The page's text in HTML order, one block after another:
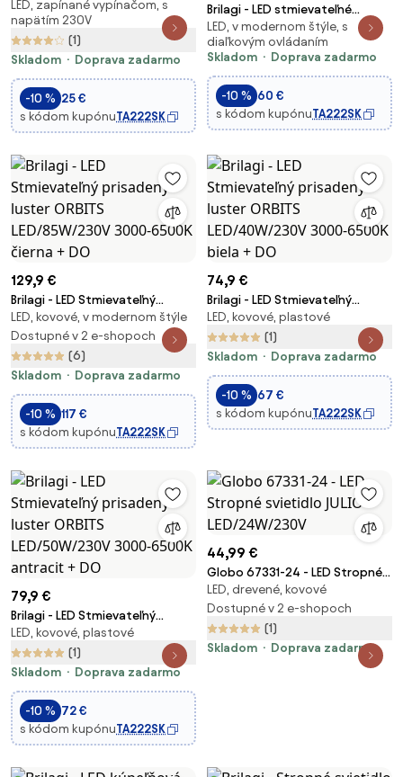
POOL LED/36W/230V
3000/4000/6000K pr. 30 cm
biela
LED, zapínané vypínačom, s
napätím 230V
(1)
Skladom
Doprava zadarmo
-10 % 25 €
s kódom kupónuTA222SK
Brilagi - LED stmievateľné
svietidlo POOL SMART
LED/60W/230V priemer 50 cm
Wi-Fi Tuya béžové + diaľkové
ovládanie
LED, v modernom štýle, s
diaľkovým ovládaním
Skladom
Doprava zadarmo
-10 % 60 €
s kódom kupónuTA222SK
129,9 €
Brilagi - LED Stmievateľný
prisadený luster ORBITS
LED/85W/230V 3000-6500K
čierna + DO
LED, kovové, v modernom štýle
Dostupné v 2 e-shopoch
(6)
Skladom
Doprava zadarmo
-10 % 117 €
s kódom kupónuTA222SK
74,9 €
Brilagi - LED Stmievateľný
prisadený luster ORBITS
LED/40W/230V 3000-6500K
biela + DO
LED, kovové, plastové
(1)
Skladom
Doprava zadarmo
-10 % 67 €
s kódom kupónuTA222SK
79,9 €
Brilagi - LED Stmievateľný
prisadený luster ORBITS
LED/50W/230V 3000-6500K
antracit + DO
LED, kovové, plastové
(1)
Skladom
Doprava zadarmo
-10 % 72 €
s kódom kupónuTA222SK
44,99 €
Globo 67331-24 - LED Stropné
svietidlo JULIO LED/24W/230V
LED, drevené, kovové
Dostupné v 2 e-shopoch
(1)
Skladom
Doprava zadarmo